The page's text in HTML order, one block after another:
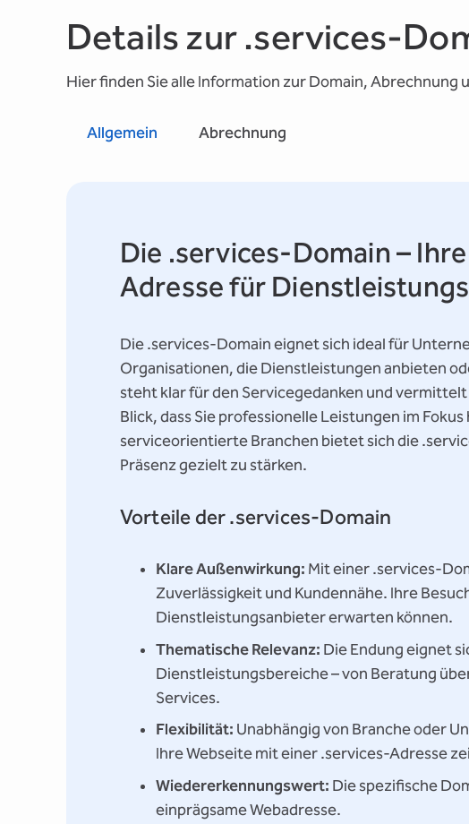
Details zur .services-
Hier finden Sie alle Information zur Domain, Abrechnung
Allgemein Abrechnung
Die .services-Domain –
Adresse für
Die .services-Domain eignet sich ideal für
Organisationen, die Dienstleistungen anbieten
steht klar für den Servicegedanken und
Blick, dass Sie professionelle Leistungen im
serviceorientierte Branchen bietet sich die
Präsenz gezielt zu stärken.
Vorteile der .services-Domain
Klare Außenwirkung: Mit einer .services-
Zuverlässigkeit und Kundennähe. Ihre
Dienstleistungsanbieter erwarten können.
Thematische Relevanz: Die Endung eignet
Dienstleistungsbereiche – von Beratung
Services.
Flexibilität: Unabhängig von Branche oder
Ihre Webseite mit einer .services-Adresse
Wiedererkennungswert: Die spezifische
einprägsame Webadresse.